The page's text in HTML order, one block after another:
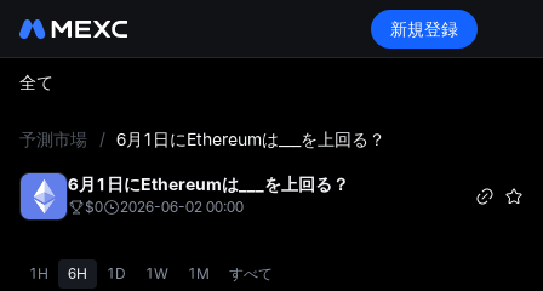
新規登録
全て
予測市場 / 6月1日にEthereumは___を上回る？
6月1日にEthereumは___を上回る？
$0 2026-06-02 00:00
1H 6H 1D 1W 1M すべて